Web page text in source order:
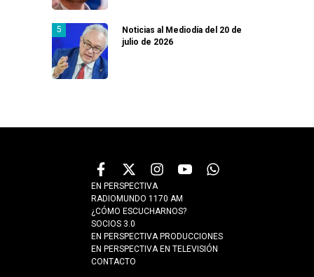
Noticias al Mediodía del 20 de
julio de 2026
EN PERSPECTIVA
RADIOMUNDO 1170 AM
¿CÓMO ESCUCHARNOS?
SOCIOS 3.0
EN PERSPECTIVA PRODUCCIONES
EN PERSPECTIVA EN TELEVISIÓN
CONTACTO